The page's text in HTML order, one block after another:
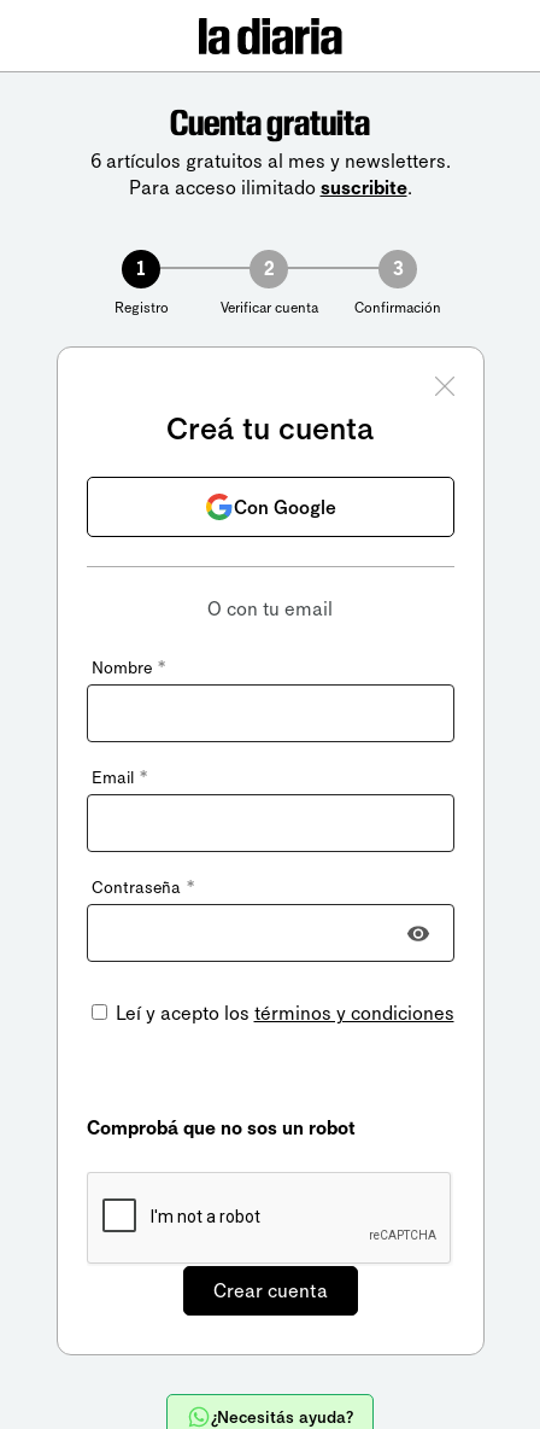
Cuenta gratuita
6 artículos gratuitos al mes y newsletters.
Para acceso ilimitado suscribite.
1
Registro
2
Verificar cuenta
3
Confirmación
Creá tu cuenta
Con Google
O con tu email
Nombre *
Email *
Contraseña *
Leí y acepto los términos y condiciones
Comprobá que no sos un robot
¿Necesitás ayuda?